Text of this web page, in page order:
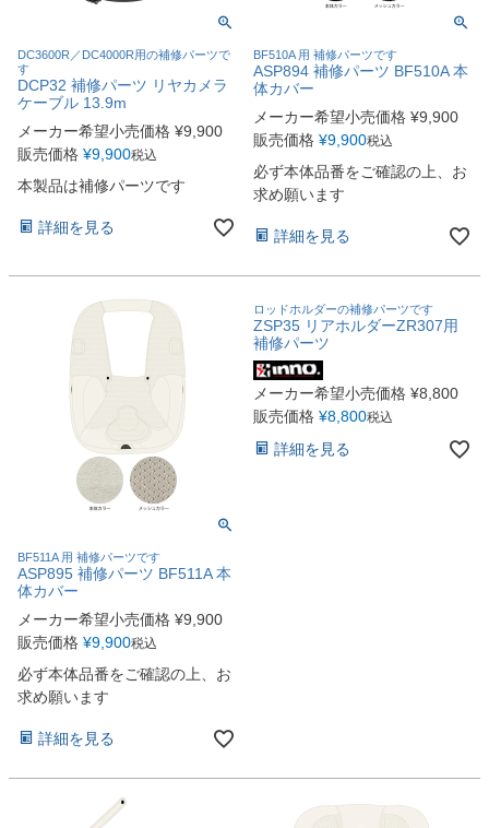
DC3600R／DC4000R用の補修パーツで
す
DCP32 補修パーツ リヤカメラ
ケーブル 13.9m
メーカー希望小売価格 ¥9,900
販売価格 ¥9,900税込
本製品は補修パーツです
詳細を見る
BF510A 用 補修パーツです
ASP894 補修パーツ BF510A 本
体カバー
メーカー希望小売価格 ¥9,900
販売価格 ¥9,900税込
必ず本体品番をご確認の上、お
求め願います
詳細を見る
BF511A 用 補修パーツです
ASP895 補修パーツ BF511A 本
体カバー
メーカー希望小売価格 ¥9,900
販売価格 ¥9,900税込
必ず本体品番をご確認の上、お
求め願います
詳細を見る
ロッドホルダーの補修パーツです
ZSP35 リアホルダーZR307用
補修パーツ
メーカー希望小売価格 ¥8,800
販売価格 ¥8,800税込
詳細を見る